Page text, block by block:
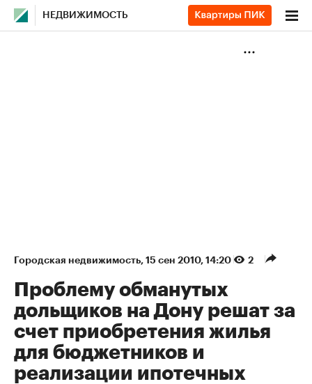
НЕДВИЖИМОСТЬ
Городская недвижимость⁠, 15 сен 2010, 14:20 2
Проблему обманутых
дольщиков на Дону решат за
счет приобретения жилья
для бюджетников и
реализации ипотечных